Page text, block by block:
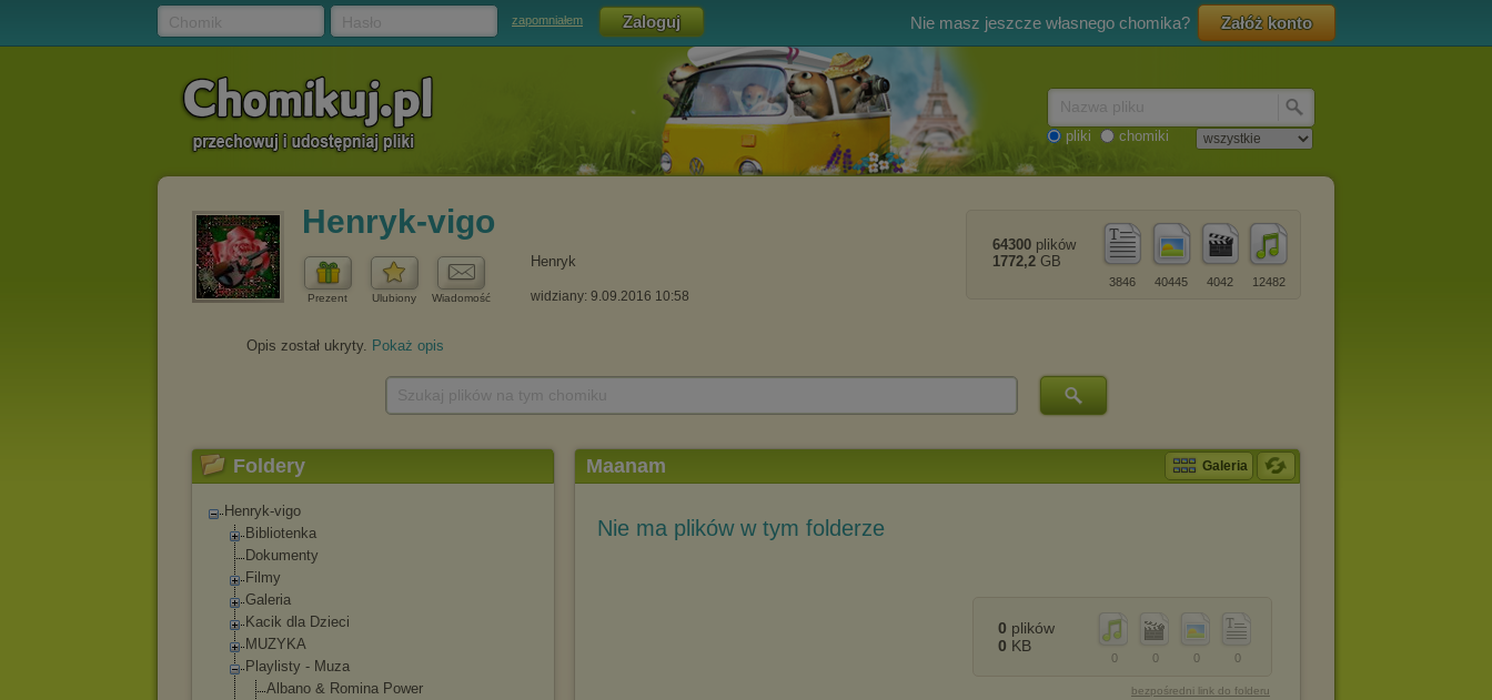
zapomniałem Nie masz jeszcze własnego chomika? Załóż konto
pliki chomiki
Henryk-vigo
Prezent Ulubiony Wiadomość
Henryk
widziany: 9.09.2016 10:58
12482
4042
40445
3846
64300 plików
1772,2 GB
Opis został ukryty. Pokaż opis
Foldery
Henryk-vigo
Bibliotenka
Dokumenty
Filmy
Galeria
Kacik dla Dzieci
MUZYKA
Playlisty - Muza
Albano & Romina Power
Maanam Galeria
Nie ma plików w tym folderze
0
0
0
0
0 plików
0 KB
bezpośredni link do folderu